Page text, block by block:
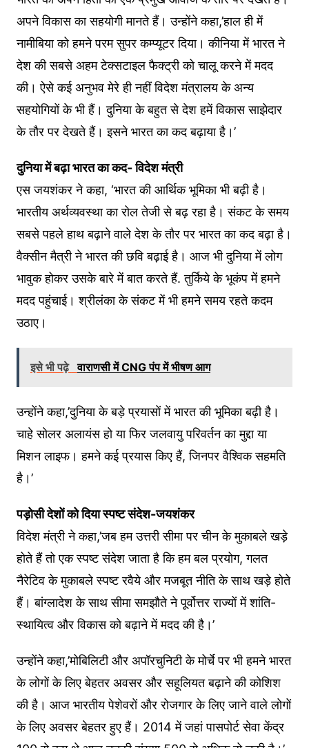
अपने विकास का सहयोगी मानते हैं। उन्होंने कहा,’हाल ही में
नामीबिया को हमने परम सुपर कम्प्यूटर दिया। कीनिया में भारत ने
देश की सबसे अहम टेक्सटाइल फैक्ट्री को चालू करने में मदद
की। ऐसे कई अनुभव मेरे ही नहीं विदेश मंत्रालय के अन्य
सहयोगियों के भी हैं। दुनिया के बहुत से देश हमें विकास साझेदार
के तौर पर देखते हैं। इसने भारत का कद बढ़ाया है।’
दुनिया में बढ़ा भारत का कद- विदेश मंत्री
एस जयशंकर ने कहा, ‘भारत की आर्थिक भूमिका भी बढ़ी है।
भारतीय अर्थव्यवस्था का रोल तेजी से बढ़ रहा है। संकट के समय
सबसे पहले हाथ बढ़ाने वाले देश के तौर पर भारत का कद बढ़ा है।
वैक्सीन मैत्री ने भारत की छवि बढ़ाई है। आज भी दुनिया में लोग
भावुक होकर उसके बारे में बात करते हैं. तुर्किये के भूकंप में हमने
मदद पहुंचाई। श्रीलंका के संकट में भी हमने समय रहते कदम
उठाए।
इसे भी पढ़े वाराणसी में CNG पंप में भीषण आग
उन्होंने कहा,’दुनिया के बड़े प्रयासों में भारत की भूमिका बढ़ी है।
चाहे सोलर अलायंस हो या फिर जलवायु परिवर्तन का मुद्दा या
मिशन लाइफ। हमने कई प्रयास किए हैं, जिनपर वैश्विक सहमति
है।’
पड़ोसी देशों को दिया स्पष्ट संदेश-जयशंकर
विदेश मंत्री ने कहा,’जब हम उत्तरी सीमा पर चीन के मुकाबले खड़े
होते हैं तो एक स्पष्ट संदेश जाता है कि हम बल प्रयोग, गलत
नैरेटिव के मुकाबले स्पष्ट रवैये और मजबूत नीति के साथ खड़े होते
हैं। बांग्लादेश के साथ सीमा समझौते ने पूर्वोत्तर राज्यों में शांति-
स्थायित्व और विकास को बढ़ाने में मदद की है।’
उन्होंने कहा,’मोबिलिटी और अपॉरचुनिटी के मोर्चे पर भी हमने भारत
के लोगों के लिए बेहतर अवसर और सहूलियत बढ़ाने की कोशिश
की है। आज भारतीय पेशेवरों और रोजगार के लिए जाने वाले लोगों
के लिए अवसर बेहतर हुए हैं। 2014 में जहां पासपोर्ट सेवा केंद्र